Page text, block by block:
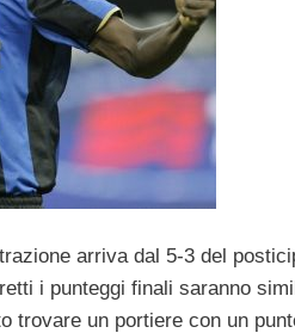
arriva dal 5-3 del
i punteggi finali saranno
un portiere con un